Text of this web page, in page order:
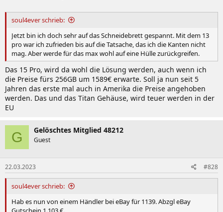
soul4ever schrieb:
Jetzt bin ich doch sehr auf das Schneidebrett gespannt. Mit dem 13
pro war ich zufrieden bis auf die Tatsache, das ich die Kanten nicht
mag. Aber werde für das max wohl auf eine Hülle zurückgreifen.
Das 15 Pro, wird da wohl die Lösung werden, auch wenn ich
die Preise fürs 256GB um 1589€ erwarte. Soll ja nun seit 5
Jahren das erste mal auch in Amerika die Preise angehoben
werden. Das und das Titan Gehäuse, wird teuer werden in der
EU
G Gelöschtes Mitglied 48212
Guest
22.03.2023 #828
soul4ever schrieb:
Hab es nun von einem Händler bei eBay für 1139. Abzgl eBay